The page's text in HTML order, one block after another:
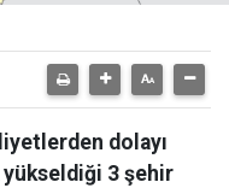
dolayı
yükseldiği 3 şehir